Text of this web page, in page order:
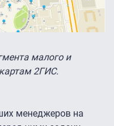
малого и
2ГИС.
менеджеров на